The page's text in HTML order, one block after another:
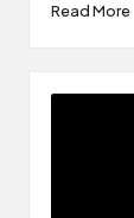
Read More